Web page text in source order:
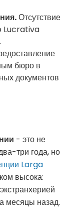
Отсутствие
Lucrativa
.
бюро в
документов
- это не
три года, но
Larga
высока:
месяцы назад.